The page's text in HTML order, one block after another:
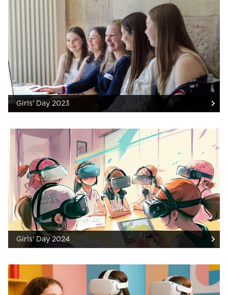
Girls' Day 2023
Girls' Day 2024